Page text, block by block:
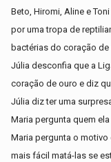
Beto, Hiromi, Aline e
por uma tropa de
bactérias do coração
Júlia desconfia que a
coração de ouro e diz
Júlia diz ter uma
Maria pergunta quem
Maria pergunta o
mais fácil matá-las se